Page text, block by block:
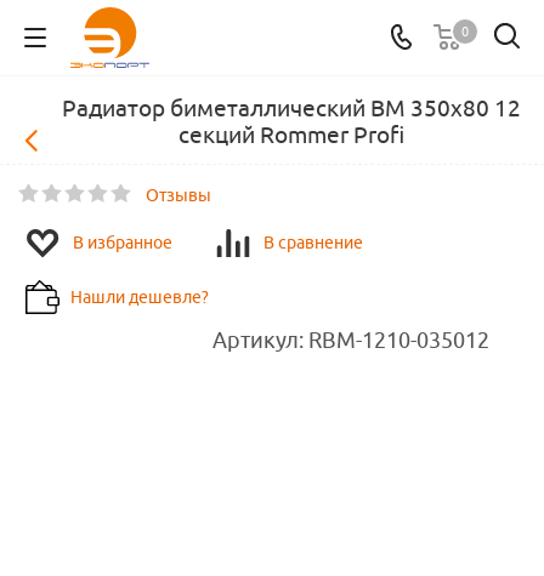
0
Радиатор биметаллический ВМ 350x80 12
секций Rommer Profi
Отзывы
В избранное В сравнение
Нашли дешевле?
Артикул: RBM-1210-035012